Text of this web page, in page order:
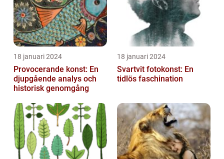
18 januari 2024
Provocerande konst: En
djupgående analys och
historisk genomgång
18 januari 2024
Svartvit fotokonst: En
tidlös faschination